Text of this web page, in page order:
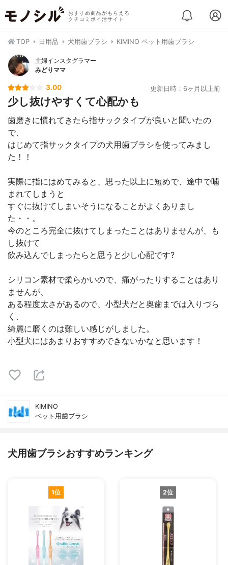
おすすめ商品がもらえる
クチコミポイ活サイト
TOP 日用品 犬用歯ブラシ KIMINO ペット用歯ブラシ
主婦インスタグラマー
みどりママ
3.00 更新日時：6ヶ月以上前
少し抜けやすくて心配かも
歯磨きに慣れてきたら指サックタイプが良いと聞いたの
で、
はじめて指サックタイプの犬用歯ブラシを使ってみまし
た！！
実際に指にはめてみると、思った以上に短めで、途中で噛
まれてしまうと
すぐに抜けてしまいそうになることがよくありまし
た・・。
今のところ完全に抜けてしまったことはありませんが、も
し抜けて
飲み込んでしまったらと思うと少し心配です?
シリコン素材で柔らかいので、痛がったりすることはあり
ませんが、
ある程度太さがあるので、小型犬だと奥歯までは入りづら
く、
綺麗に磨くのは難しい感じがしました。
小型犬にはあまりおすすめできないかなと思います！
KIMINO
ペット用歯ブラシ
犬用歯ブラシおすすめランキング
1位 2位